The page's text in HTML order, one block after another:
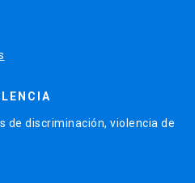
de discriminación, violencia de